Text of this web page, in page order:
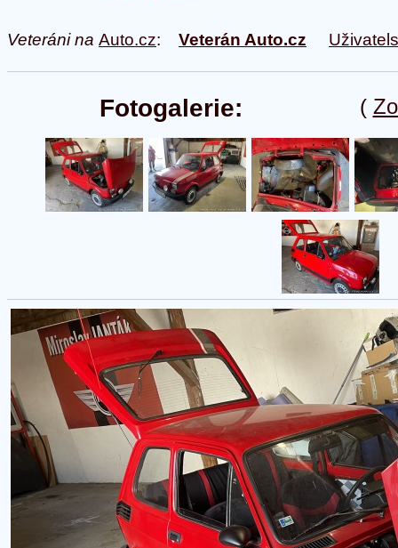
Veteráni na Auto.cz: Veterán Auto.cz
(
Fotogalerie: